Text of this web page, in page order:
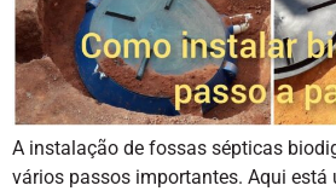
A instalação de fossas sépticas
vários passos importantes. Aqui está